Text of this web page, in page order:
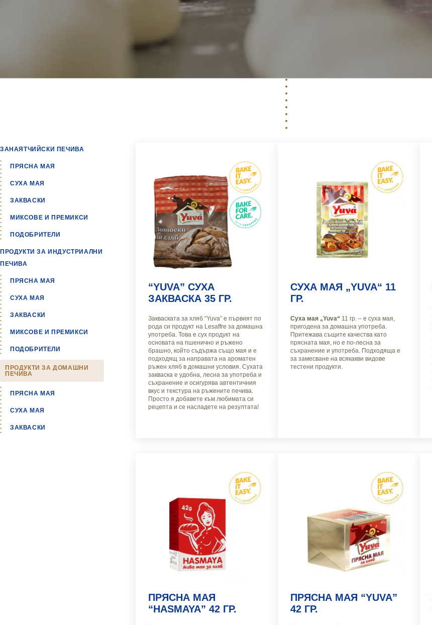
ЗАНАЯТЧИЙСКИ ПЕЧИВА
ПРЯСНА МАЯ
СУХА МАЯ
ЗАКВАСКИ
МИКСОВЕ И ПРЕМИКСИ
ПОДОБРИТЕЛИ
ПРОДУКТИ ЗА ИНДУСТРИАЛНИ
ПЕЧИВА
ПРЯСНА МАЯ
СУХА МАЯ
ЗАКВАСКИ
МИКСОВЕ И ПРЕМИКСИ
ПОДОБРИТЕЛИ
ПРОДУКТИ ЗА ДОМАШНИ
ПЕЧИВА
ПРЯСНА МАЯ
СУХА МАЯ
ЗАКВАСКИ
“YUVA” СУХА
ЗАКВАСКА 35 ГР.
Закваската за хляб “Yuva” e първият по
рода си продукт на Lesaffre за домашна
употреба. Това е сух продукт на
основата на пшенично и ръжено
брашно, който съдържа също мая и е
подходящ за направата на ароматен
ръжен хляб в домашни условия. Сухата
закваска е удобна, лесна за употреба и
съхранение и осигурява автентичния
вкус и текстура на ръжените печива.
Просто я добавете към любимата си
рецепта и се насладете на резултата!
СУХА МАЯ „YUVA“ 11
ГР.
Суха мая „Yuva“ 11 гр. – е суха мая,
пригодена за домашна употреба.
Притежава същите качества като
прясната мая, но е по-лесна за
съхранение и употреба. Подходяща е
за замесване на всякакви видове
тестени продукти.
ПРЯСНА МАЯ
“HASMAYA” 42 ГР.
ПРЯСНА МАЯ “YUVA”
42 ГР.